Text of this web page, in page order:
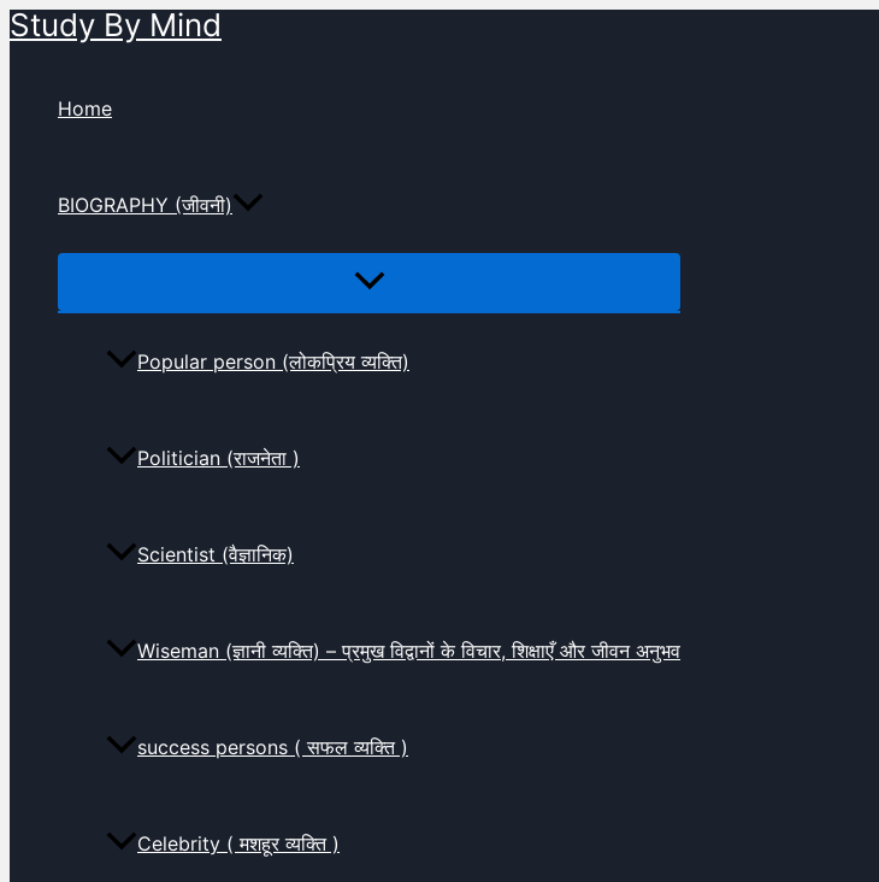
Skip
Study By Mind
Home
BIOGRAPHY (जीवनी)
Popular person (लोकप्रिय व्यक्ति)
Politician (राजनेता )
Scientist (वैज्ञानिक)
Wiseman (ज्ञानी व्यक्ति) – प्रमुख विद्वानों के विचार, शिक्षाएँ और जीवन अनुभव
success persons ( सफल व्यक्ति )
Celebrity ( मशहूर व्यक्ति )